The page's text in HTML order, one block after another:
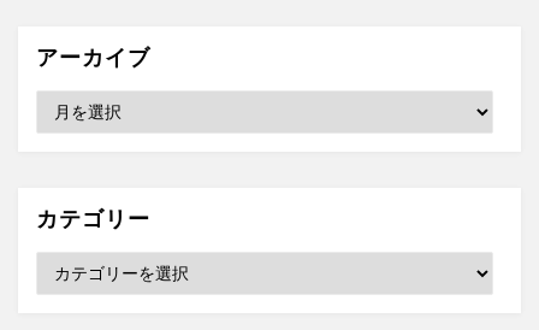
アーカイブ
ブ
カテゴリー